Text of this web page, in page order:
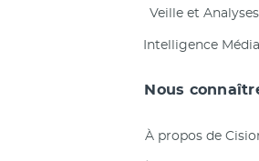
Veille et Analyses
Intelligence
Nous
À propos de